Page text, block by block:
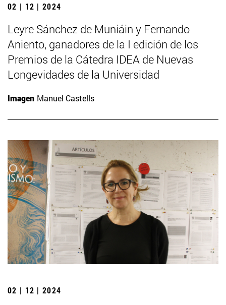
02 | 12 | 2024
Leyre Sánchez de Muniáin y Fernando
Aniento, ganadores de la I edición de los
Premios de la Cátedra IDEA de Nuevas
Longevidades de la Universidad
Imagen Manuel Castells
02 | 12 | 2024